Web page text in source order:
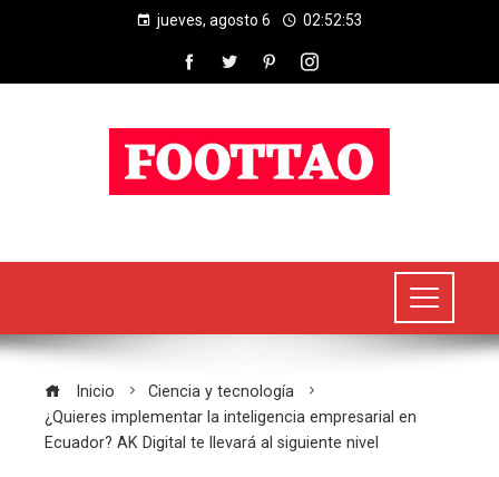
jueves, agosto 6 02:52:54
Inicio
Ciencia y tecnología
¿Quieres implementar la inteligencia empresarial en
Ecuador? AK Digital te llevará al siguiente nivel